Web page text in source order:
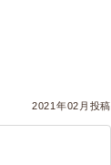
2021年02月投稿